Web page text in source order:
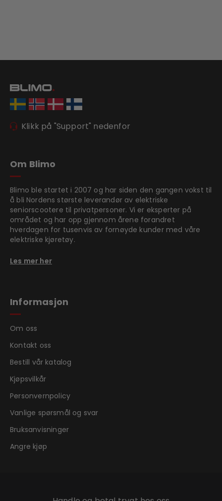
Klikk på "Support" nedenfor
Om Blimo
Blimo ble startet i 2007 og har siden den gangen vokst til
å bli Nordens største leverandør av elektriske
seniorscootere til privatpersoner. Vi er eksperter på
området og har opp gjennom årene forandret
hverdagen for tusenvis av fornøyde kunder med våre
elektriske kjøretøy.
Les mer her
Informasjon
Om oss
Kontakt oss
Bestill vår katalog
Kjøpsvilkår
Personvernpolicy
Vanlige spørsmål og svar
Bruksanvisninger
Angre kjøp